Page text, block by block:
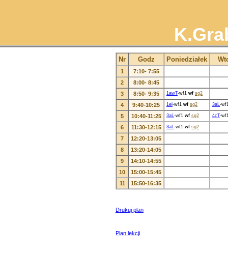
Nr Godz Poniedziałek
1
7:10- 7:55
2
8:00- 8:45
3
8:50- 9:35 1awT-wf1 wf sg2
4 9:40-10:25 1el -wf1 wf sg2 3aL-
5 10:40-11:25 3aL-wf1 wf sg2 4cT-
6 11:30-12:15 3aL-wf1 wf sg2
7
12:20-13:05
8
13:20-14:05
9
14:10-14:55
10
15:00-15:45
11
15:50-16:35
Drukuj plan
Plan lekcji